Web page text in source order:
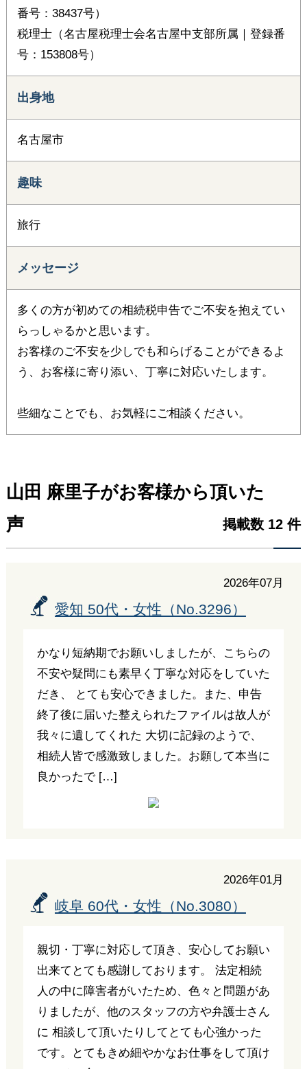
番号：38437号）
税理士（名古屋税理士会名古屋中支部所属｜登録番
号：153808号）
出身地
名古屋市
趣味
旅行
メッセージ
多くの方が初めての相続税申告でご不安を抱えてい
らっしゃるかと思います。
お客様のご不安を少しでも和らげることができるよ
う、お客様に寄り添い、丁寧に対応いたします。
些細なことでも、お気軽にご相談ください。
山田 麻里子がお客様から頂いた
声
掲載数 12 件
2026年07月
愛知 50代・女性（No.3296）
かなり短納期でお願いしましたが、こちらの
不安や疑問にも素早く丁寧な対応をしていた
だき、 とても安心できました。また、申告
終了後に届いた整えられたファイルは故人が
我々に遺してくれた 大切に記録のようで、
相続人皆で感激致しました。お願して本当に
良かったで […]
2026年01月
岐阜 60代・女性（No.3080）
親切・丁寧に対応して頂き、安心してお願い
出来てとても感謝しております。 法定相続
人の中に障害者がいたため、色々と問題があ
りましたが、他のスタッフの方や弁護士さん
に 相談して頂いたりしてとても心強かった
です。とてもきめ細やかなお仕事をして頂け